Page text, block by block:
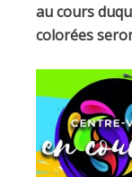
au cours
colorées